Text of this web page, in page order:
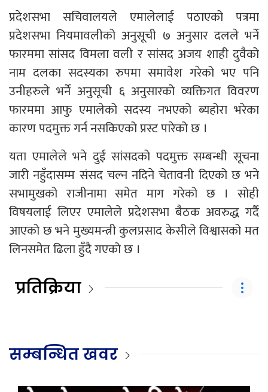
प्रदेशसभा सचिवालयले एमालेलाई पठाएको पत्रमा
प्रदेशसभा नियमावलीको अनुसूची ७ अनुसार दलले भर्ने
फारममा सांसद विमला वली र सांसद अजय शाही दुवैको
नाम दलका सदस्यका रुपमा समावेश गरेको भए पनि
उनीहरुले भर्ने अनुसूची ६ अनुसारको व्यक्तिगत विवरण
फारममा आफु एमालेको सदस्य नभएको ब्यहोरा भरेका
कारण पदमुक्त गर्न नसकिएको प्रस्ट पारेको छ ।
यता एमालेले भने दुई सांसदको पदमुक्त सम्बन्धी सूचना
जारी नहुँदासम्म संसद चल्न नदिने चेतावनी दिएको छ भने
सभामुखको राजीनामा समेत माग गरेको छ । सोही
विषयलाई लिएर एमालेले प्रदेशसभा बैठक अवरुद्ध गर्दै
आएको छ भने मुख्यमन्त्री कुलप्रसाद केसीले विश्वासको मत
लिनसमेत ढिला हुँदै गएको छ ।
प्रतिक्रिया
सम्बन्धित खवर